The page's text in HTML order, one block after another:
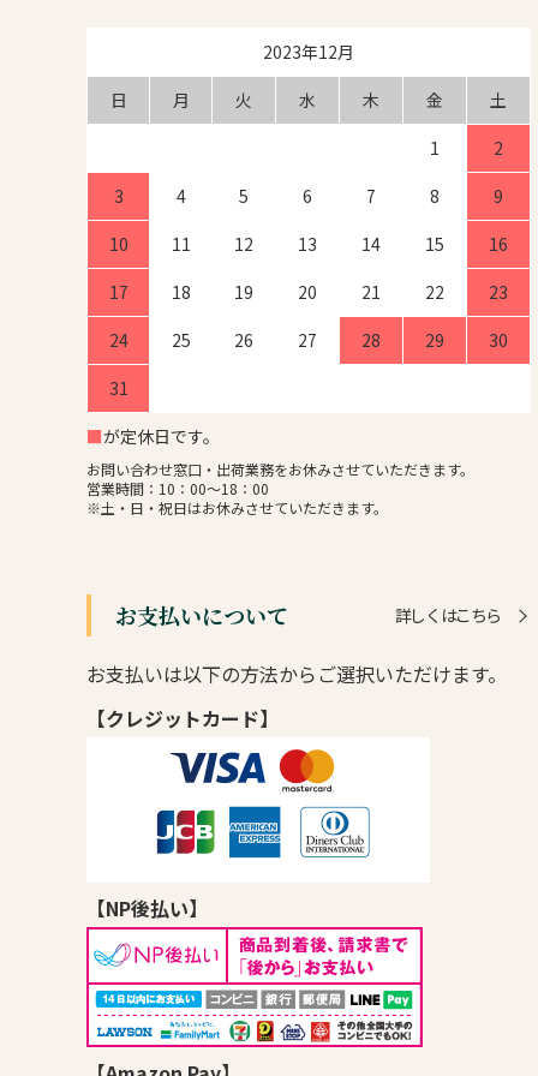
2023年12月
日
月 火 水 木 金
土
1
2
3
4 5 6 7 8
9
10
11 12 13 14 15
16
17
18 19 20 21 22
23
24
25 26 27 28 29
30
31
■が定休日です。
お問い合わせ窓口・出荷業務をお休みさせていただきます。
営業時間：10：00～18：00
※土・日・祝日はお休みさせていただきます。
お支払いについて 詳しくはこちら
お支払いは以下の方法からご選択いただけます。
【クレジットカード】
【NP後払い】